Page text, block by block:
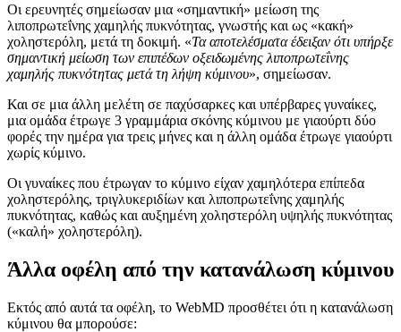
Οι ερευνητές σημείωσαν μια «σημαντική» μείωση της
λιποπρωτεΐνης χαμηλής πυκνότητας, γνωστής και ως «κακή»
χοληστερόλη, μετά τη δοκιμή. «Τα αποτελέσματα έδειξαν ότι υπήρξε
σημαντική μείωση των επιπέδων οξειδωμένης λιποπρωτεΐνης
χαμηλής πυκνότητας μετά τη λήψη κύμινου», σημείωσαν.
Και σε μια άλλη μελέτη σε παχύσαρκες και υπέρβαρες γυναίκες,
μια ομάδα έτρωγε 3 γραμμάρια σκόνης κύμινου με γιαούρτι δύο
φορές την ημέρα για τρεις μήνες και η άλλη ομάδα έτρωγε γιαούρτι
χωρίς κύμινο.
Οι γυναίκες που έτρωγαν το κύμινο είχαν χαμηλότερα επίπεδα
χοληστερόλης, τριγλυκεριδίων και λιποπρωτεΐνης χαμηλής
πυκνότητας, καθώς και αυξημένη χοληστερόλη υψηλής πυκνότητας
(«καλή» χοληστερόλη).
Άλλα οφέλη από την κατανάλωση κύμινου
Εκτός από αυτά τα οφέλη, το WebMD προσθέτει ότι η κατανάλωση
κύμινου θα μπορούσε: